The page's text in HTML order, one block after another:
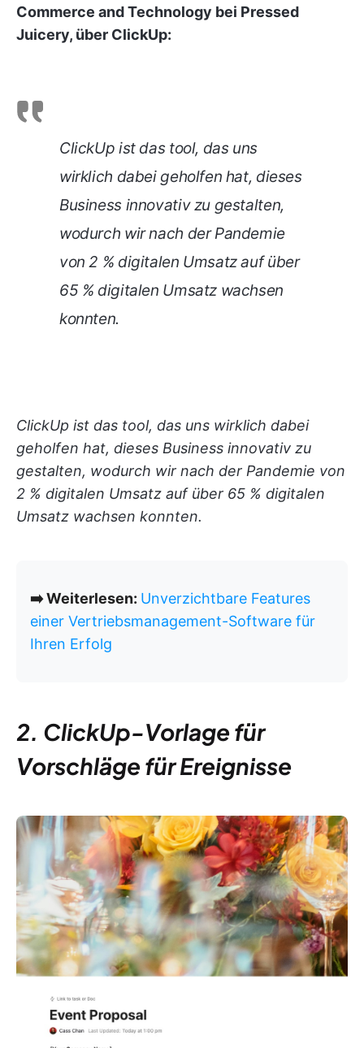
Commerce and Technology bei Pressed
Juicery, über ClickUp:
ClickUp ist das tool, das uns
wirklich dabei geholfen hat, dieses
Business innovativ zu gestalten,
wodurch wir nach der Pandemie
von 2 % digitalen Umsatz auf über
65 % digitalen Umsatz wachsen
konnten.
ClickUp ist das tool, das uns wirklich dabei
geholfen hat, dieses Business innovativ zu
gestalten, wodurch wir nach der Pandemie von
2 % digitalen Umsatz auf über 65 % digitalen
Umsatz wachsen konnten.
➡️ Weiterlesen: Unverzichtbare Features
einer Vertriebsmanagement-Software für
Ihren Erfolg
2. ClickUp-Vorlage für
Vorschläge für Ereignisse